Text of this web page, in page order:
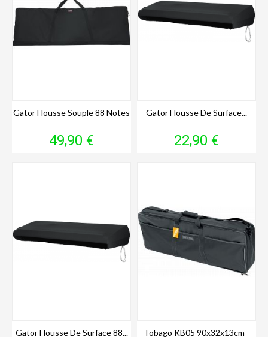
Gator Housse Souple 88 Notes
Prix
49,90 €
Gator Housse De Surface...
Prix
22,90 €
Gator Housse De Surface 88...
Tobago KB05 90x32x13cm -